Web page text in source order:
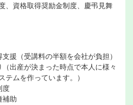
、資格取得奨励金制度、慶弔見舞
援（受講料の半額を会社が負担）
出産が決まった時点で本人に様々
テムを作っています。）
度
補助